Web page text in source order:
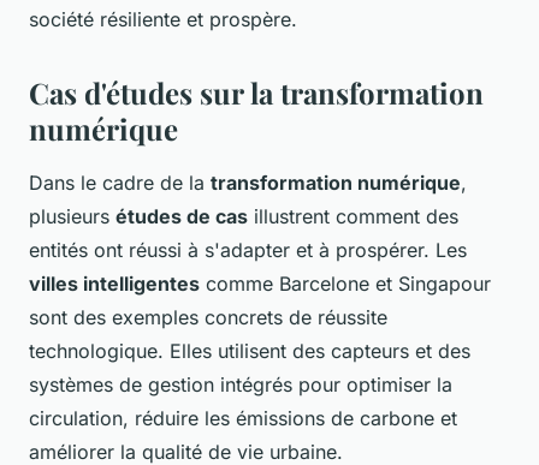
société résiliente et prospère.
Cas d'études sur la transformation
numérique
Dans le cadre de la transformation numérique,
plusieurs études de cas illustrent comment des
entités ont réussi à s'adapter et à prospérer. Les
villes intelligentes comme Barcelone et Singapour
sont des exemples concrets de réussite
technologique. Elles utilisent des capteurs et des
systèmes de gestion intégrés pour optimiser la
circulation, réduire les émissions de carbone et
améliorer la qualité de vie urbaine.